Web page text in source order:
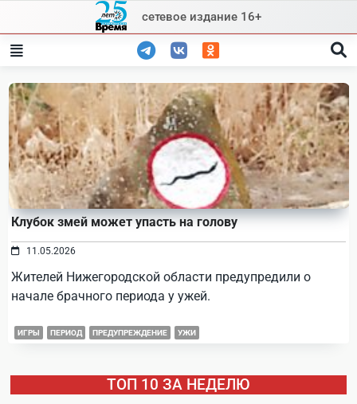
content
сетевое издание 16+
Клубок змей может упасть на голову
11.05.2026
Жителей Нижегородской области предупредили о
начале брачного периода у ужей.
ИГРЫ ПЕРИОД ПРЕДУПРЕЖДЕНИЕ УЖИ
ТОП 10 ЗА НЕДЕЛЮ